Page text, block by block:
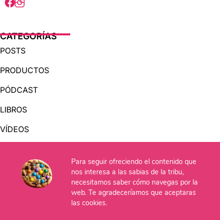
CATEGORÍAS
POSTS
PRODUCTOS
PÓDCAST
LIBROS
VÍDEOS
OTRAS PÁGINAS
Para seguir ofreciendo el contenido que
nos interesa a las sabias de la tribu,
necesitamos saber cómo navegas por la
web. Te agradeceríamos que aceptaras
las cookies.